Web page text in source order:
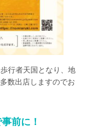
行者天国となり、地
数出店しますのでお
前に！